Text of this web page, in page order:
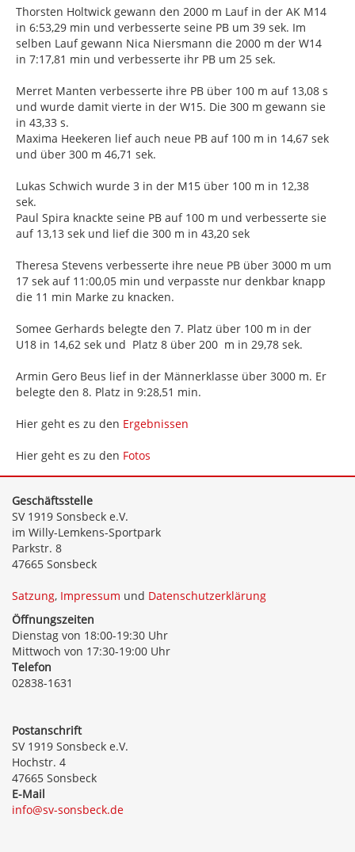
Thorsten Holtwick gewann den 2000 m Lauf in der AK M14
in 6:53,29 min und verbesserte seine PB um 39 sek. Im
selben Lauf gewann Nica Niersmann die 2000 m der W14
in 7:17,81 min und verbesserte ihr PB um 25 sek.
Merret Manten verbesserte ihre PB über 100 m auf 13,08 s
und wurde damit vierte in der W15. Die 300 m gewann sie
in 43,33 s.
Maxima Heekeren lief auch neue PB auf 100 m in 14,67 sek
und über 300 m 46,71 sek.
Lukas Schwich wurde 3 in der M15 über 100 m in 12,38
sek.
Paul Spira knackte seine PB auf 100 m und verbesserte sie
auf 13,13 sek und lief die 300 m in 43,20 sek
Theresa Stevens verbesserte ihre neue PB über 3000 m um
17 sek auf 11:00,05 min und verpasste nur denkbar knapp
die 11 min Marke zu knacken.
Somee Gerhards belegte den 7. Platz über 100 m in der
U18 in 14,62 sek und Platz 8 über 200 m in 29,78 sek.
Armin Gero Beus lief in der Männerklasse über 3000 m. Er
belegte den 8. Platz in 9:28,51 min.
Hier geht es zu den Ergebnissen
Hier geht es zu den Fotos
Geschäftsstelle
SV 1919 Sonsbeck e.V.
im Willy-Lemkens-Sportpark
Parkstr. 8
47665 Sonsbeck
Satzung, Impressum und Datenschutzerklärung
Öffnungszeiten
Dienstag von 18:00-19:30 Uhr
Mittwoch von 17:30-19:00 Uhr
Telefon
02838-1631
Postanschrift
SV 1919 Sonsbeck e.V.
Hochstr. 4
47665 Sonsbeck
E-Mail
info@sv-sonsbeck.de